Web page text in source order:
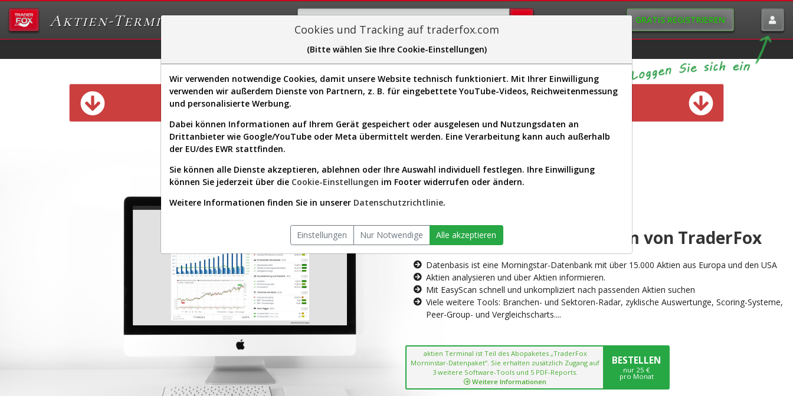
Aktien-Terminal GRATIS REGISTRIEREN
Sector-Spider Easy-Scan Visualizations
Diese Funktion ist nur für Premium-Kunden verfügbar
AKTIEN-TERMINAL
Die Aktienanalyse-Plattform von TraderFox
Datenbasis ist eine Morningstar-Datenbank mit über 15.000 Aktien aus Europa und den USA
Aktien analysieren und über Aktien informieren.
Mit EasyScan schnell und unkompliziert nach passenden Aktien suchen
Viele weitere Tools: Branchen- und Sektoren-Radar, zyklische Auswertunge, Scoring-Systeme,
Peer-Group- und Vergleichscharts....
aktien Terminal ist Teil des Abopaketes „TraderFox
Morninstar-Datenpaket“. Sie erhalten zusätzlich Zugang auf
3 weitere Software-Tools und 5 PDF-Reports.
Weitere Informationen
BESTELLEN
nur 25 €
pro Monat
Cookies und Tracking auf traderfox.com
(Bitte wählen Sie Ihre Cookie-Einstellungen)
Wir verwenden notwendige Cookies, damit unsere Website technisch funktioniert. Mit Ihrer Einwilligung
verwenden wir außerdem Dienste von Partnern, z. B. für eingebettete YouTube-Videos, Reichweitenmessung
und personalisierte Werbung.
Dabei können Informationen auf Ihrem Gerät gespeichert oder ausgelesen und Nutzungsdaten an
Drittanbieter wie Google/YouTube oder Meta übermittelt werden. Eine Verarbeitung kann auch außerhalb
der EU/des EWR stattfinden.
Sie können alle Dienste akzeptieren, ablehnen oder Ihre Auswahl individuell festlegen. Ihre Einwilligung
können Sie jederzeit über die Cookie-Einstellungen im Footer widerrufen oder ändern.
Weitere Informationen finden Sie in unserer Datenschutzrichtlinie.
Einstellungen Nur Notwendige Alle akzeptieren